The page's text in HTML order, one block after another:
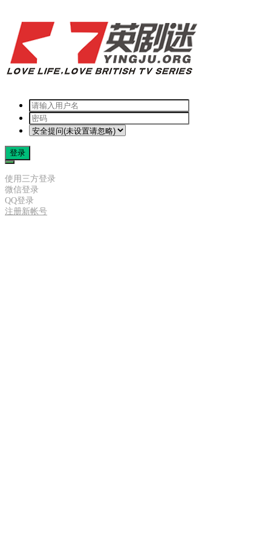
登录
使用三方登录
微信登录
QQ登录
注册新帐号